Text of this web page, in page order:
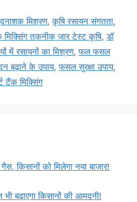
मिश्रण,कृषि रसायन संगतता,
तकनीक जार टेस्ट कृषि,डॉ
में रसायनों का मिश्रण,फल फसल
बढ़ाने के उपाय,फसल सुरक्षा उपाय,
टैंक मिक्सिंग
किसानों को मिलेगा नया बाजार!
बढ़ाएगा किसानों की आमदनी!